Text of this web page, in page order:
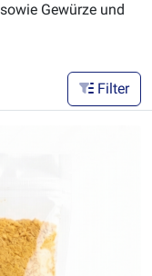
Gewürze und
Filter